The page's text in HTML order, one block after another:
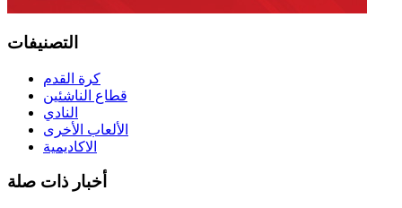
التصنيفات
كرة القدم
قطاع الناشئين
النادي
الألعاب الأخرى
الاكاديمية
أخبار ذات صلة